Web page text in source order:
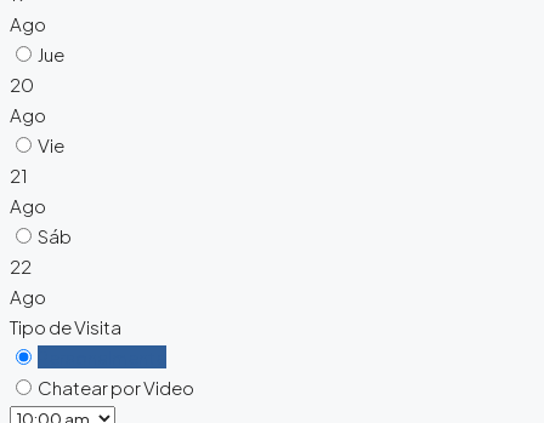
Ago
Jue
20
Ago
Vie
21
Ago
Sáb
22
Ago
Tipo de Visita
Chatear por Video